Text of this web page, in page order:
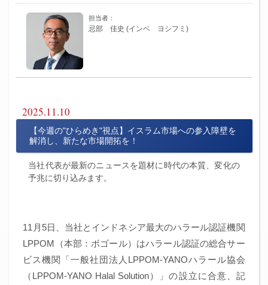
忌部 佳史 (インベ ヨシフミ)
2025.11.10
【今週の"ひらめき"視点】イスラム市場への参入障壁を
解消し、新たな市場開拓を！
当社代表が最新のニュースを題材に時代の本質、変化の
予兆に切り込みます。
11月5日、当社とインドネシア最大のハラール認証機関
LPPOM（本部：ボゴール）はハラール認証の総合サー
ビス機関「一般社団法人LPPOM-YANOハラール協会
（LPPOM-YANO Halal Solution）」の設立に合意、記